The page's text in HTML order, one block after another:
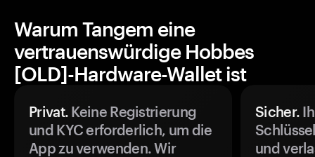
Warum Tangem eine
vertrauenswürdige Hobbes
[OLD]-Hardware-Wallet ist
Privat. Keine Registrierung
und KYC erforderlich, um die
App zu verwenden. Wir
Sicher.
und